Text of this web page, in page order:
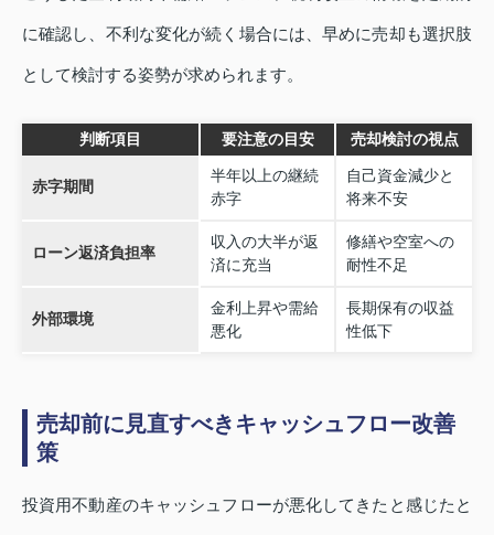
に確認し、不利な変化が続く場合には、早めに売却も選択肢
として検討する姿勢が求められます。
判断項目 要注意の目安 売却検討の視点
赤字期間
半年以上の継続
赤字
自己資金減少と
将来不安
ローン返済負担率
収入の大半が返
済に充当
修繕や空室への
耐性不足
外部環境
金利上昇や需給
悪化
長期保有の収益
性低下
売却前に見直すべきキャッシュフロー改善
策
投資用不動産のキャッシュフローが悪化してきたと感じたと